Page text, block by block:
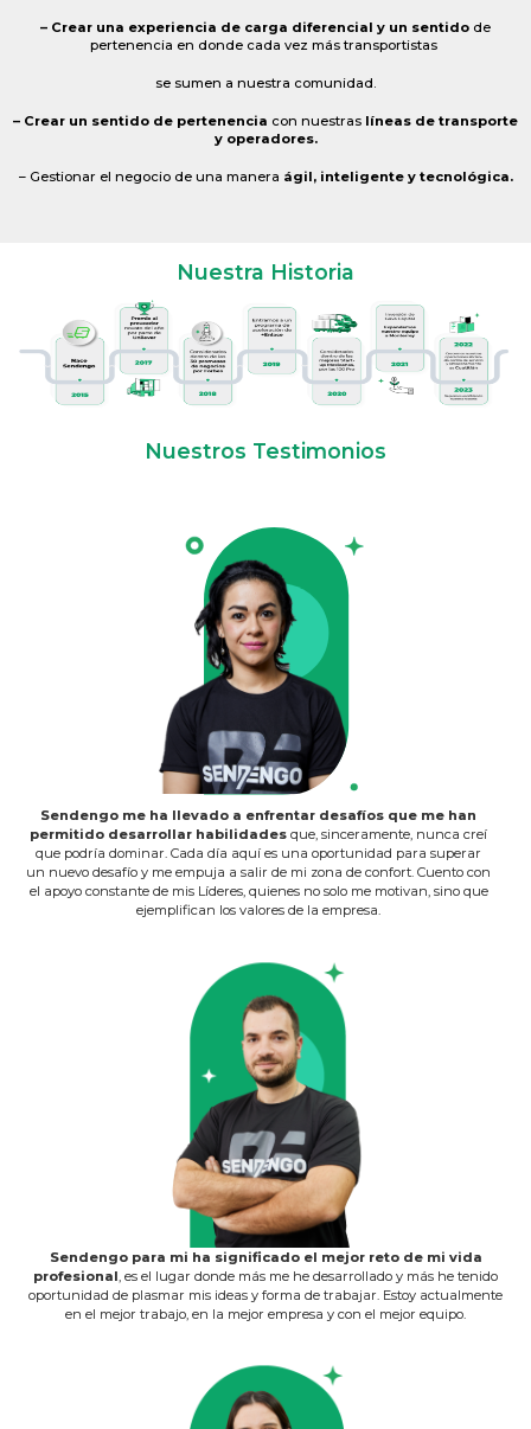
– Crear una experiencia de carga diferencial y un sentido de
pertenencia en donde cada vez más transportistas
se sumen a nuestra comunidad.
– Crear un sentido de pertenencia con nuestras líneas de transporte
y operadores.
– Gestionar el negocio de una manera ágil, inteligente y tecnológica.
Nuestra Historia
Nuestros Testimonios
Sendengo me ha llevado a enfrentar desafíos que me han
permitido desarrollar habilidades que, sinceramente, nunca creí
que podría dominar. Cada día aquí es una oportunidad para superar
un nuevo desafío y me empuja a salir de mi zona de confort. Cuento con
el apoyo constante de mis Líderes, quienes no solo me motivan, sino que
ejemplifican los valores de la empresa.
Sendengo para mi ha significado el mejor reto de mi vida
profesional, es el lugar donde más me he desarrollado y más he tenido
oportunidad de plasmar mis ideas y forma de trabajar. Estoy actualmente
en el mejor trabajo, en la mejor empresa y con el mejor equipo.